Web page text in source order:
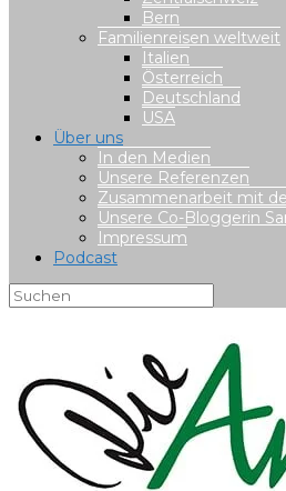
Bern
Familienreisen weltweit
Italien
Österreich
Deutschland
USA
Über uns
In den Medien
Unsere Referenzen
Zusammenarbeit mit
Unsere Co-Bloggerin
Impressum
Podcast